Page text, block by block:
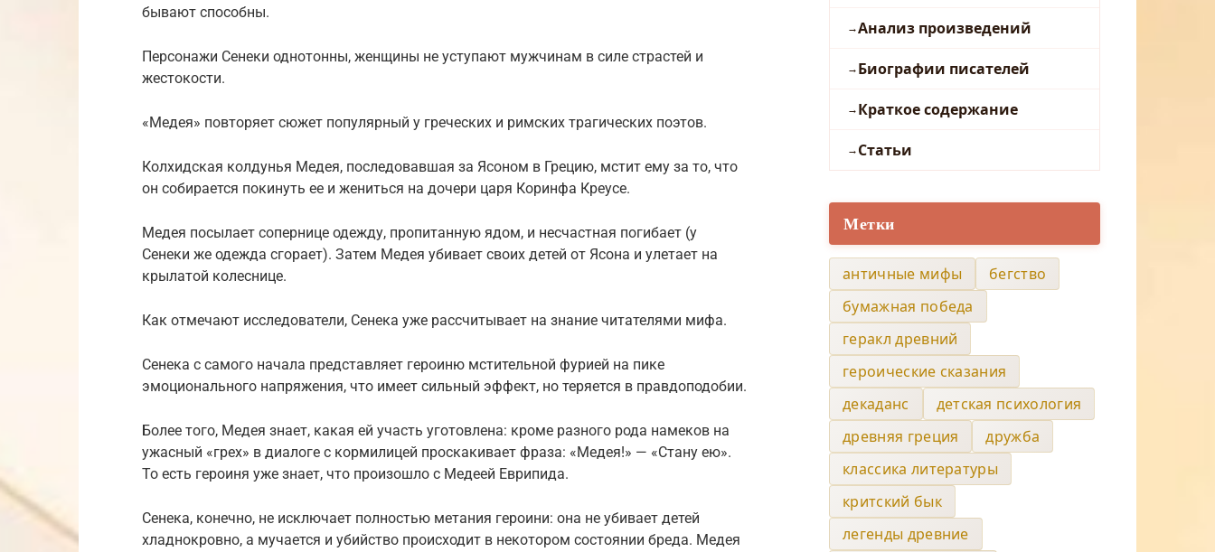
бывают способны.
Персонажи Сенеки однотонны, женщины не уступают мужчинам в силе страстей и
жестокости.
«Медея» повторяет сюжет популярный у греческих и римских трагических поэтов.
Колхидская колдунья Медея, последовавшая за Ясоном в Грецию, мстит ему за то, что
он собирается покинуть ее и жениться на дочери царя Коринфа Креусе.
Медея посылает сопернице одежду, пропитанную ядом, и несчастная погибает (у
Сенеки же одежда сгорает). Затем Медея убивает своих детей от Ясона и улетает на
крылатой колеснице.
Как отмечают исследователи, Сенека уже рассчитывает на знание читателями мифа.
Сенека с самого начала представляет героиню мстительной фурией на пике
эмоционального напряжения, что имеет сильный эффект, но теряется в правдоподобии.
Более того, Медея знает, какая ей участь уготовлена: кроме разного рода намеков на
ужасный «грех» в диалоге с кормилицей проскакивает фраза: «Медея!» — «Стану ею».
То есть героиня уже знает, что произошло с Медеей Еврипида.
Сенека, конечно, не исключает полностью метания героини: она не убивает детей
хладнокровно, а мучается и убийство происходит в некотором состоянии бреда. Медея
Анализ произведений
Биографии писателей
Краткое содержание
Статьи
Метки
античные мифы
бегство
бумажная победа
геракл древний
героические сказания
декаданс
детская психология
древняя греция
дружба
классика литературы
критский бык
легенды древние